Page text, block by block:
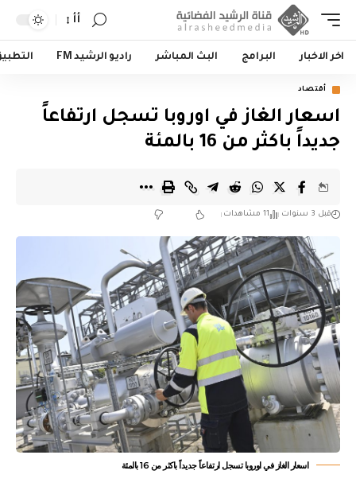
أأ
اخر الاخبار البرامج البث المباشر راديو الرشيد FM
أقتصاد
اسعار الغاز في اوروبا تسجل ارتفاعاً
جديداً باكثر من 16 بالمئة
قبل 3 سنوات 11 مشاهدات
اسعار الغاز في اوروبا تسجل ارتفاعاً جديداً باكثر من 16 بالمئة